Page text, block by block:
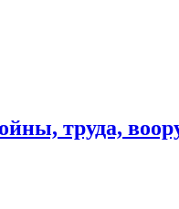
труда,